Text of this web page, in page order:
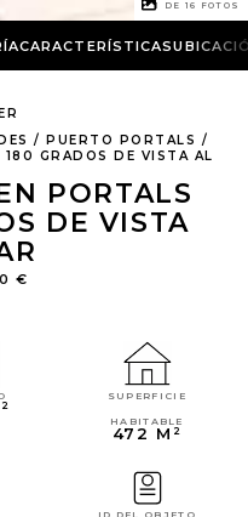
1 DE 16 FOTOS
CARACTERÍSTICAS
/PUERTO PORTALS /
GRADOS DE VISTA AL
PORTALS
DE VISTA
€
SUPERFICIE
HABITABLE
472 M²